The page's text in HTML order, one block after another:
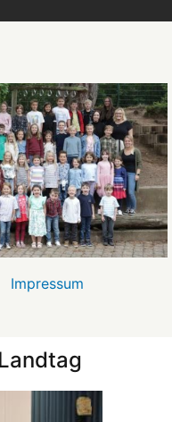
Impressum